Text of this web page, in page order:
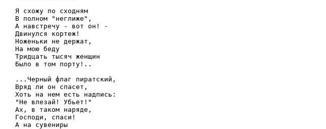
Я схожу по сходням
В полном "неглиже",
А навстречу - вот он! -
Двинулся кортеж!
Ноженьки не держат,
На мою беду
Тридцать тысяч женщин
Было в том порту!..
...Черный флаг пиратский,
Вряд ли он спасет,
Хоть на нем есть надпись:
"Не влезай! Убьет!"
Ах, в таком наряде,
Господи, спаси!
А на сувениры